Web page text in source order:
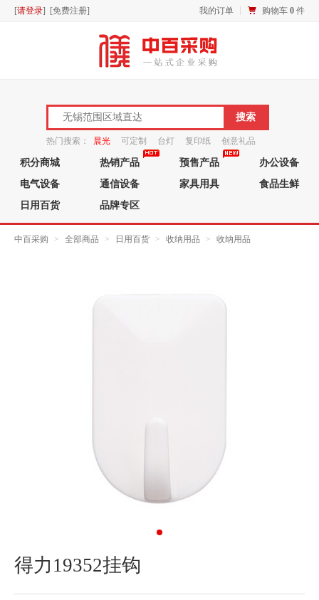
[请登录] [免费注册] 我的订单 购物车 0 件
热门搜索： 晨光 可定制 台灯 复印纸 创意礼品
笔芯
积分商城 热销产品 预售产品
办公设备
电气设备
通信设备 家具用具
食品生鲜
日用百货
品牌专区
中百采购 > 全部商品 > 日用百货 > 收纳用品 > 收纳用品
得力19352挂钩